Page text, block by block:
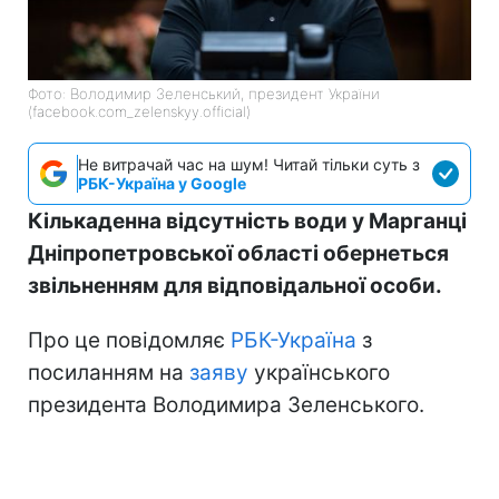
Фото: Володимир Зеленський, президент України
(facebook.com_zelenskyy.official)
Не витрачай час на шум! Читай тільки суть з
РБК-Україна у Google
Кількаденна відсутність води у Марганці
Дніпропетровської області обернеться
звільненням для відповідальної особи.
Про це повідомляє РБК-Україна з
посиланням на заяву українського
президента Володимира Зеленського.